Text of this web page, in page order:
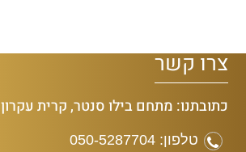
צרו קשר
כתובתנו: מתחם בילו סנטר, קרית עקרון
טלפון: 050-5287704